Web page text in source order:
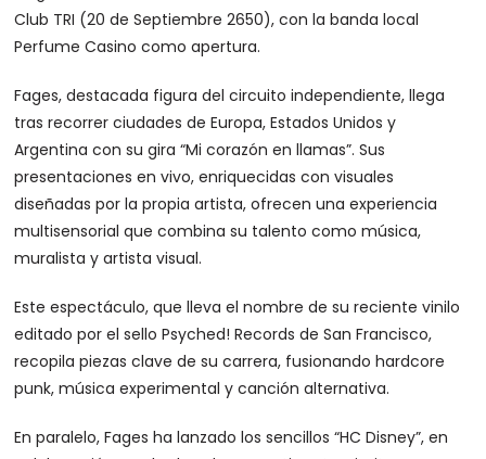
Club TRI (20 de Septiembre 2650), con la banda local
Perfume Casino como apertura.
Fages, destacada figura del circuito independiente, llega
tras recorrer ciudades de Europa, Estados Unidos y
Argentina con su gira “Mi corazón en llamas”. Sus
presentaciones en vivo, enriquecidas con visuales
diseñadas por la propia artista, ofrecen una experiencia
multisensorial que combina su talento como música,
muralista y artista visual.
Este espectáculo, que lleva el nombre de su reciente vinilo
editado por el sello Psyched! Records de San Francisco,
recopila piezas clave de su carrera, fusionando hardcore
punk, música experimental y canción alternativa.
En paralelo, Fages ha lanzado los sencillos “HC Disney”, en